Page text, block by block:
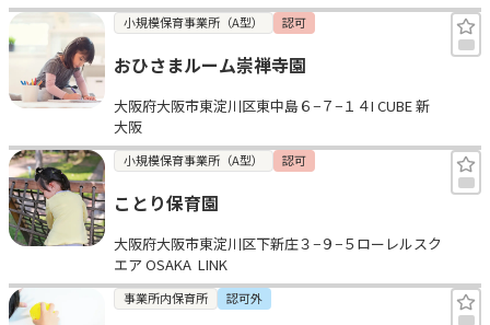
メッセージ
おすすめの園
エンクルの特徴と活用方法
コラム
お知らせ
小規模保育事業所（A型） 認可
おひさまルーム崇禅寺園
大阪府大阪市東淀川区東中島６−７−１４I CUBE 新
大阪
小規模保育事業所（A型） 認可
ことり保育園
大阪府大阪市東淀川区下新庄３−９−５ローレルスク
エア OSAKA  LINK
事業所内保育所 認可外